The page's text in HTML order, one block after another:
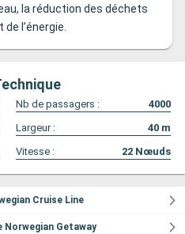
la réduction des déchets
l’énergie.
Nb de passagers :
4000
Largeur : 40 m
Vitesse : 22 Nœuds
Cruise Line
Norwegian Getaway